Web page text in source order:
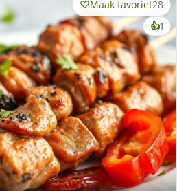
Maak favoriet28
👍1